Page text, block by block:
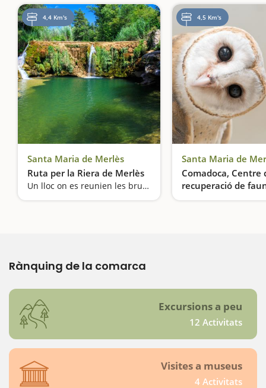
4,4 Km's
Santa Maria de Merlès
Ruta per la Riera de Merlès
Un lloc on es reunien les bruixes
4,5 Km's
Santa Maria de
Comadoca, Centre
recuperació de
salvatge
Rànquing de la comarca
Excursions a peu
12 Activitats
Visites a museus
4 Activitats